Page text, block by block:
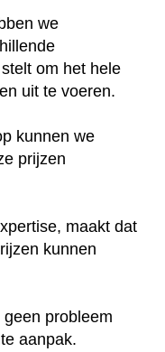
we
om het hele
uit te voeren.
kunnen we
prijzen
maakt dat
kunnen
probleem
aanpak.